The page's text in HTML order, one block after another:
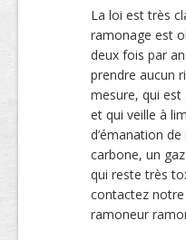
La loi est très
ramonage est
deux fois par
prendre aucun
mesure, qui
et qui veille à
d’émanation
carbone, un
qui reste très
contactez
ramoneur